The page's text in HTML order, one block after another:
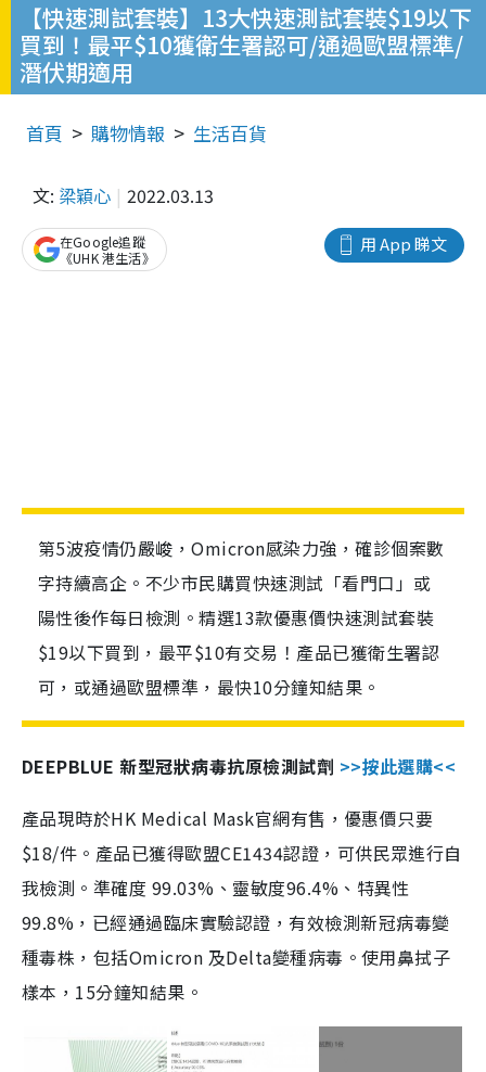
【快速測試套裝】13大快速測試套裝$19以下
買到！最平$10獲衛生署認可/通過歐盟標準/
潛伏期適用
首頁 購物情報 生活百貨
文: 梁穎心 2022.03.13
用 App 睇文
在Google追蹤
《UHK 港生活》
第5波疫情仍嚴峻，Omicron感染力強，確診個案數
字持續高企。不少市民購買快速測試「看門口」或
陽性後作每日檢測。精選13款優惠價快速測試套裝
$19以下買到，最平$10有交易！產品已獲衛生署認
可，或通過歐盟標準，最快10分鐘知結果。
DEEPBLUE 新型冠狀病毒抗原檢測試劑 >>按此選購<<
產品現時於HK Medical Mask官網有售，優惠價只要
$18/件。產品已獲得歐盟CE1434認證，可供民眾進行自
我檢測。準確度 99.03%、靈敏度96.4%、特異性
99.8%，已經通過臨床實驗認證，有效檢測新冠病毒變
種毒株，包括Omicron 及Delta變種病毒。使用鼻拭子
樣本，15分鐘知結果。